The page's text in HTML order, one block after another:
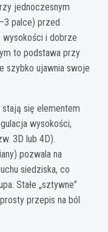
jednoczesnym
palce) przed
wysokości i dobrze
to podstawa przy
szybko ujawnia swoje
się elementem
wysokości,
3D lub 4D).
pozwala na
siedziska, co
Stałe „sztywne”
przepis na ból